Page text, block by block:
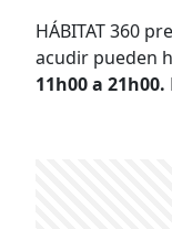
HÁBITAT 360
acudir pueden
11h00 a 21h00.